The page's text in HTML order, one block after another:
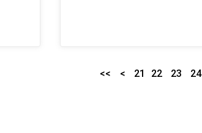
<< < 21 22 23 24